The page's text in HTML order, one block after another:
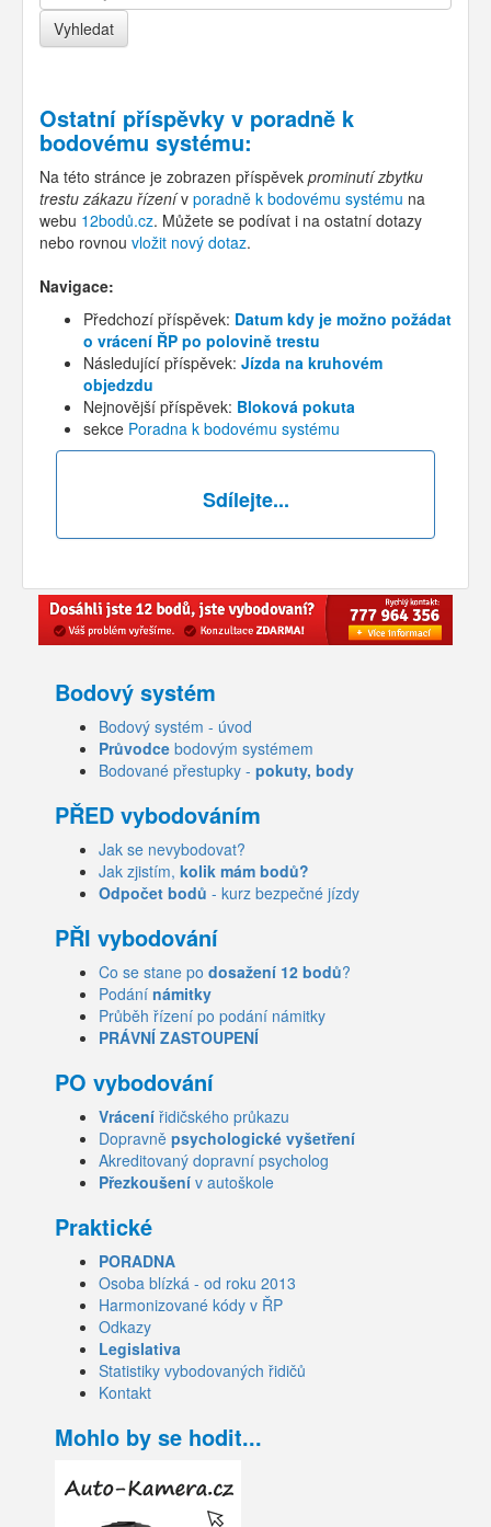
Ostatní příspěvky v poradně k
bodovému systému:
Na této stránce je zobrazen příspěvek prominutí zbytku
trestu zákazu řízenív poradně k bodovému systému na
webu 12bodů.cz. Můžete se podívat i na ostatní dotazy
nebo rovnou vložit nový dotaz.
Navigace:
Předchozí příspěvek: Datum kdy je možno požádat
o vrácení ŘP po polovině trestu
Následující příspěvek: Jízda na kruhovém
objedzdu
Nejnovější příspěvek: Bloková pokuta
sekce Poradna k bodovému systému
Sdílejte...
Bodový systém
Bodový systém - úvod
Průvodce bodovým systémem
Bodované přestupky - pokuty, body
PŘED vybodováním
Jak se nevybodovat?
Jak zjistím, kolik mám bodů?
Odpočet bodů - kurz bezpečné jízdy
PŘI vybodování
Co se stane po dosažení 12 bodů?
Podání námitky
Průběh řízení po podání námitky
PRÁVNÍ ZASTOUPENÍ
PO vybodování
Vrácení řidičského průkazu
Dopravně psychologické vyšetření
Akreditovaný dopravní psycholog
Přezkoušení v autoškole
Praktické
PORADNA
Osoba blízká - od roku 2013
Harmonizované kódy v ŘP
Odkazy
Legislativa
Statistiky vybodovaných řidičů
Kontakt
Mohlo by se hodit...